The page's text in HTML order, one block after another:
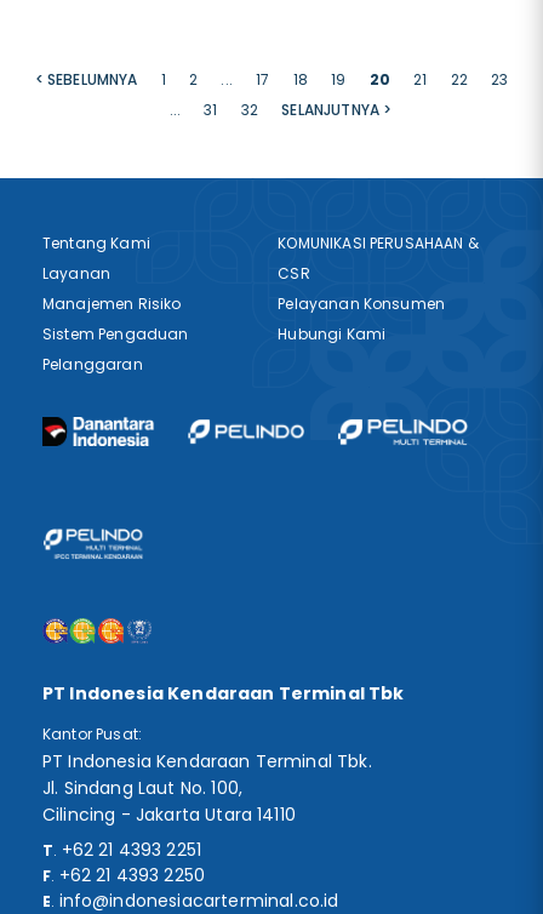
< SEBELUMNYA 1 2 ... 17 18 19 20 21 22
23
...
31 32 SELANJUTNYA >
PT Indonesia Kendaraan Terminal Tbk
Kantor Pusat:
PT Indonesia Kendaraan Terminal Tbk.
Jl. Sindang Laut No. 100,
Cilincing - Jakarta Utara 14110
T. +62 21 4393 2251
F. +62 21 4393 2250
E. info@indonesiacarterminal.co.id
Tentang Kami
Layanan
Manajemen Risiko
Sistem Pengaduan
Pelanggaran
KOMUNIKASI PERUSAHAAN &
CSR
Pelayanan Konsumen
Hubungi Kami